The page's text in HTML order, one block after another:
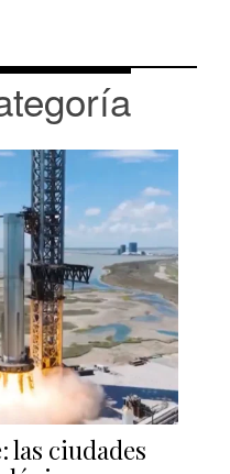
las ciudades